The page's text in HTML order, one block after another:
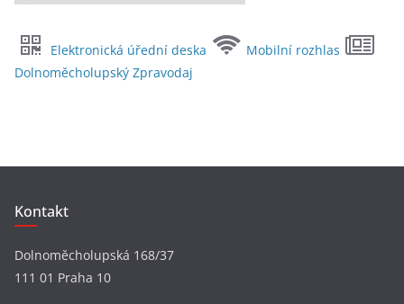
r
h
i
Elektronická úřední deska
Mobilní rozhlas
Dolnoměcholupský Zpravodaj
Kontakt
Dolnoměcholupská 168/37
111 01 Praha 10